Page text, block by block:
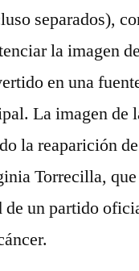
separados),
la imagen
en una
La imagen de
la reaparición
Torrecilla,
de un partido